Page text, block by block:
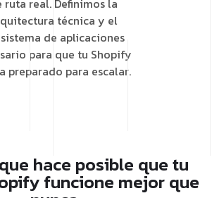
ruta real. Definimos la
técnica y el
de aplicaciones
para que tu Shopify
preparado para escalar.
hace posible que tu
funcione mejor que